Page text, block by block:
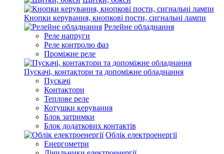
Кнопки керування, кнопкові пости, сигнальні лампи
Релейне обладнання
Реле напруги
Реле контролю фаз
Проміжне реле
Пускачі, контактори та допоміжне обладнання
Пускачі
Контактори
Теплове реле
Котушки керування
Блок затримки
Блок додаткових контактів
Облік електроенергії
Енергометри